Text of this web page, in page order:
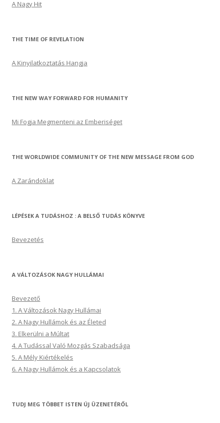
A Nagy Hit
THE TIME OF REVELATION
A Kinyilatkoztatás Hangja
THE NEW WAY FORWARD FOR HUMANITY
Mi Fogja Megmenteni az Emberiséget
THE WORLDWIDE COMMUNITY OF THE NEW MESSAGE FROM GOD
A Zarándoklat
LÉPÉSEK A TUDÁSHOZ : A BELSŐ TUDÁS KÖNYVE
Bevezetés
A VÁLTOZÁSOK NAGY HULLÁMAI
Bevezető
1. A Változások Nagy Hullámai
2. A Nagy Hullámok és az Életed
3. Elkerülni a Múltat
4. A Tudással Való Mozgás Szabadsága
5. A Mély Kiértékelés
6. A Nagy Hullámok és a Kapcsolatok
TUDJ MEG TÖBBET ISTEN ÚJ ÜZENETÉRŐL